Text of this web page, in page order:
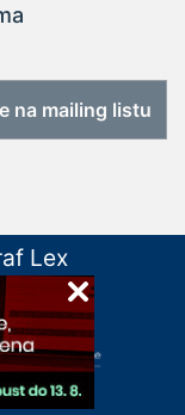
na mailing listu
Lex